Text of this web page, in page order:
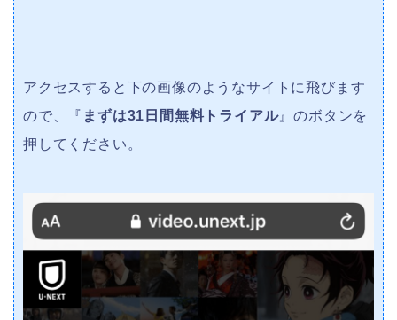
アクセスすると下の画像のようなサイトに飛びます
ので、『 まずは31日間無料トライアル』のボタンを
押してください。